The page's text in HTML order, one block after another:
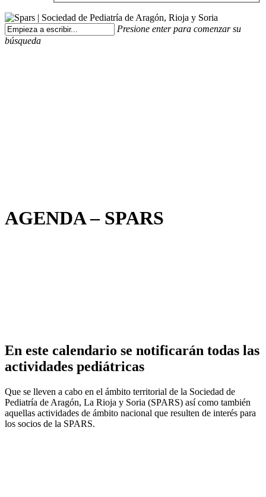
Presione enter para comenzar su
búsqueda
AGENDA – SPARS
En este calendario se notificarán todas las
actividades pediátricas
Que se lleven a cabo en el ámbito territorial de la Sociedad de
Pediatría de Aragón, La Rioja y Soria (SPARS) así como también
aquellas actividades de ámbito nacional que resulten de interés para
los socios de la SPARS.